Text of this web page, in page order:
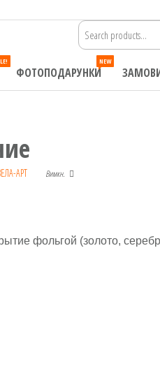
АРТ
ФОТОПОДАРУНКИ
NEW
АРТ Вимкн.
фольгой (золото,